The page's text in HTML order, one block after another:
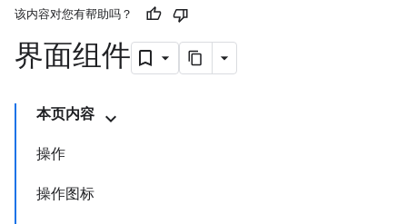
该内容对您有帮助吗？
界面组件
本页内容
操作
操作图标